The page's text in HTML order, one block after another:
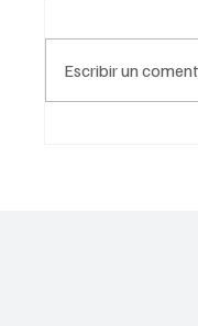
Escribir un